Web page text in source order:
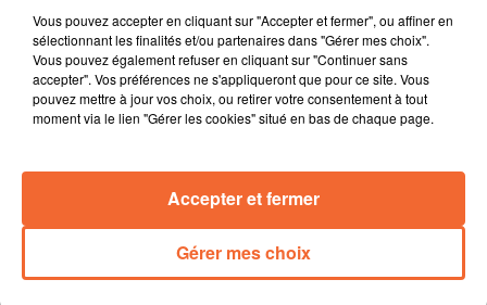
renforcés en cette période de fêtes de fin d’année.
Alkéna : c'est le nom du Centre Régional de Tennis à
Bressuire . Une nouvelle étape dans la transformation
du centre qui sera inaugurée en juin.
Football : régionale 1, Bressuire s’est incliné devant
Courlay avec un millier de participants ( photo ).
0:00 11 min 51 sec
Vous pouvez accepter en cliquant sur "Accepter et fermer", ou affiner en
sélectionnant les finalités et/ou partenaires dans "Gérer mes choix".
Vous pouvez également refuser en cliquant sur "Continuer sans
accepter". Vos préférences ne s'appliqueront que pour ce site. Vous
pouvez mettre à jour vos choix, ou retirer votre consentement à tout
moment via le lien "Gérer les cookies" situé en bas de chaque page.
Gérer mes choix
Accepter et fermer